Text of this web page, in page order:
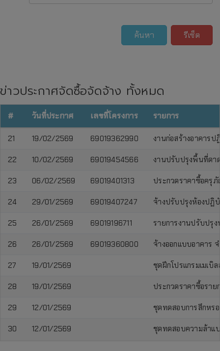
ค้นหา รีเซ็ต
ข่าวประกาศจัดซื้อจัดจ้าง ทั้งหมด
# วันที่ประกาศ เลขที่โครงการ รายการ
21 19/02/2569 69019362990 งานก่อสร้างอาคาร
22 10/02/2569 69019454566 งานปรับปรุงพื้นที่ดา
23 06/02/2569 69019401313 ประกวดราคาซื้อครุ
24 29/01/2569 69019407247 จ้างปรับปรุงห้องปฏิ
25 26/01/2569 69019196711 รายการงานปรับปรุ
26 26/01/2569 69019360800 จ้างออกแบบอาคาร
27 19/01/2569 ชุดฝึกโปรแกรมเมเ
28 19/01/2569 ประกวดราคาซื้อรา
29 12/01/2569 ชุดทดสอบการสึกหร
30 12/01/2569 ชุดทดสอบความล้าแ